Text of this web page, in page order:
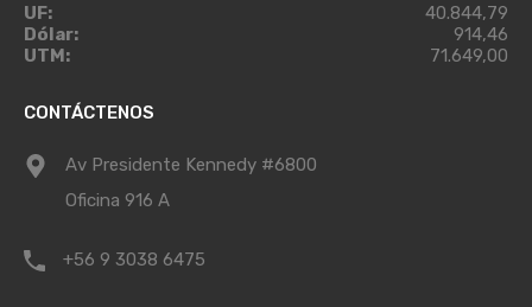
UF:
40.844,79
Dólar:
914,46
UTM:
71.649,00
CONTÁCTENOS
Av Presidente Kennedy #6800
Oficina 916 A
+56 9 3038 6475